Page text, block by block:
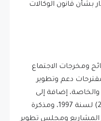
قانون الوكالات
ومخرجات الاجتماع
دعم وتطوير
إضافة إلى
مناقشة قانون الشركات رقم (21) لسنة 1997، ومذكرة
المشاريع ومجلس تطوير